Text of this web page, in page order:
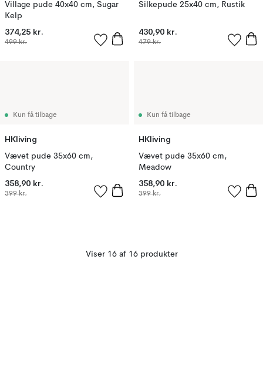
Village pude 40x40 cm, Sugar
Kelp
374,25 kr.
499 kr.
Silkepude 25x40 cm, Rustik
430,90 kr.
479 kr.
Kun få tilbage
HKliving
Vævet pude 35x60 cm,
Country
358,90 kr.
399 kr.
Kun få tilbage
HKliving
Vævet pude 35x60 cm,
Meadow
358,90 kr.
399 kr.
Viser 16 af 16 produkter